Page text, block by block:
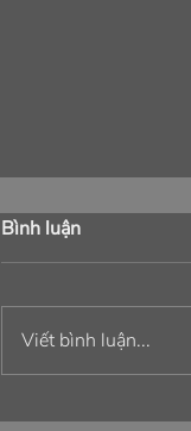
Bình luận
Viết bình luận...